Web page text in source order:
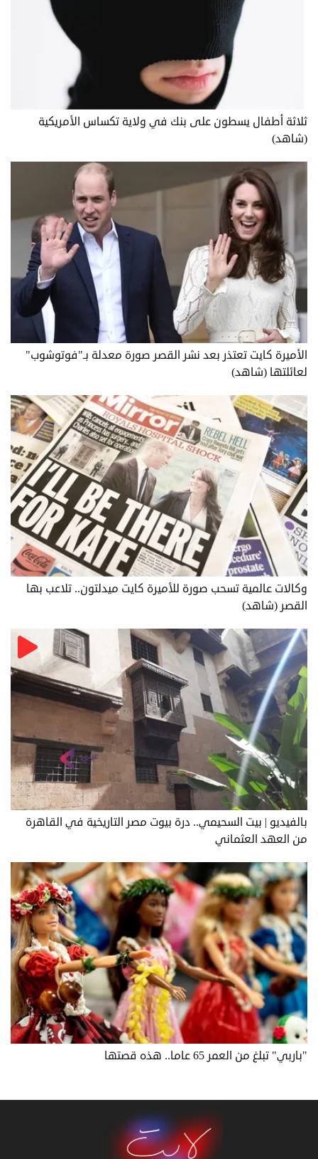
ثلاثة أطفال يسطون على بنك في ولاية تكساس الأمريكية
(شاهد)
الأميرة كايت تعتذر بعد نشر القصر صورة معدلة بـ"فوتوشوب"
لعائلتها (شاهد)
وكالات عالمية تسحب صورة للأميرة كايت ميدلتون.. تلاعب بها
القصر (شاهد)
بالفيديو | بيت السحيمي.. درة بيوت مصر التاريخية في القاهرة
من العهد العثماني
"باربي" تبلغ من العمر 65 عاما.. هذه قصتها